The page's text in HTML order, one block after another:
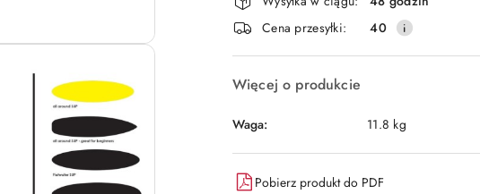
i
dostawa
Cena przesyłki:
40
Więcej o produkcie
Waga: 11.8 kg
Pobierz produkt do PDF